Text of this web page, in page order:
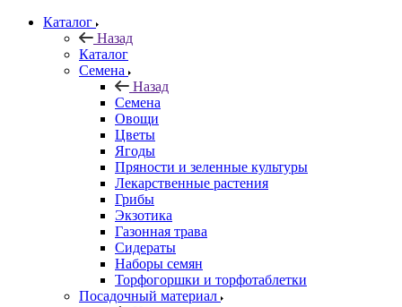
Каталог
Назад
Каталог
Семена
Назад
Семена
Овощи
Цветы
Ягоды
Пряности и зеленные культуры
Лекарственные растения
Грибы
Экзотика
Газонная трава
Сидераты
Наборы семян
Торфогоршки и торфотаблетки
Посадочный материал